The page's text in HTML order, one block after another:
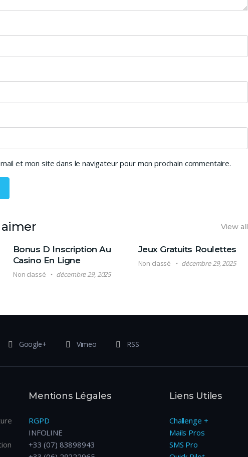
et mon site dans le navigateur pour mon prochain commentaire.
aimer View all
Bonus D Inscription Au
Casino En Ligne
Non classé décembre 29, 2025
Jeux Gratuits Roulettes
Non classé décembre 29, 2025
Google+ Vimeo RSS
Mentions Légales
RGPD
INFOLINE
+33 (07) 83898943
Liens Utiles
Challenge +
Mails Pros
SMS Pro